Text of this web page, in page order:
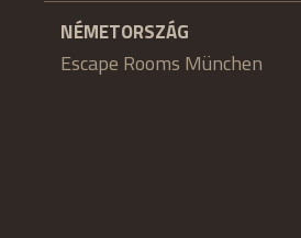
NÉMETORSZÁG
Escape Rooms München